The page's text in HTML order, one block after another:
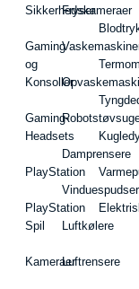
Sikkerhedskameraer
Gaming
og
Konsoller
Gaming-
Headsets
PlayStation
PlayStation
Spil
Kameraer
Fryser
Damprensere
Luftkølere
Luftrensere